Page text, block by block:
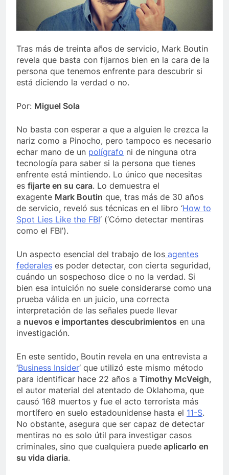
de Berosca y Jesús Vides
3 Años Ago
Tras más de treinta años de servicio, Mark Boutin
revela que basta con fijarnos bien en la cara de la
persona que tenemos enfrente para descubrir si
está diciendo la verdad o no.
Por: Miguel Sola
No basta con esperar a que a alguien le crezca la
nariz como a Pinocho, pero tampoco es necesario
echar mano de un polígrafo ni de ninguna otra
tecnología para saber si la persona que tienes
enfrente está mintiendo. Lo único que necesitas
es fijarte en su cara. Lo demuestra el
exagente Mark Boutin que, tras más de 30 años
de servicio, reveló sus técnicas en el libro ‘How to
Spot Lies Like the FBI‘ (‘Cómo detectar mentiras
como el FBI’).
Un aspecto esencial del trabajo de los agentes
federales es poder detectar, con cierta seguridad,
cuándo un sospechoso dice o no la verdad. Si
bien esa intuición no suele considerarse como una
prueba válida en un juicio, una correcta
interpretación de las señales puede llevar
a nuevos e importantes descubrimientos en una
investigación.
En este sentido, Boutin revela en una entrevista a
‘Business Insider‘ que utilizó este mismo método
para identificar hace 22 años a Timothy McVeigh,
el autor material del atentado de Oklahoma, que
causó 168 muertos y fue el acto terrorista más
mortífero en suelo estadounidense hasta el 11-S.
No obstante, asegura que ser capaz de detectar
mentiras no es solo útil para investigar casos
criminales, sino que cualquiera puede aplicarlo en
su vida diaria.